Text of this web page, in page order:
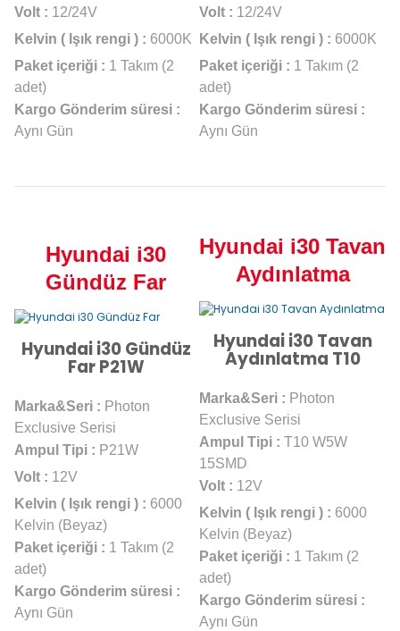
Volt : 12/24V
Kelvin ( Işık rengi ) : 6000K
Paket içeriği : 1 Takım (2
adet)
Kargo Gönderim süresi :
Aynı Gün
Volt : 12/24V
Kelvin ( Işık rengi ) : 6000K
Paket içeriği : 1 Takım (2
adet)
Kargo Gönderim süresi :
Aynı Gün
Hyundai i30
Gündüz Far
Hyundai i30 Gündüz
Far P21W
Marka&Seri : Photon
Exclusive Serisi
Ampul Tipi : P21W
Volt : 12V
Kelvin ( Işık rengi ) : 6000
Kelvin (Beyaz)
Paket içeriği : 1 Takım (2
adet)
Kargo Gönderim süresi :
Aynı Gün
Hyundai i30 Tavan
Aydınlatma
Hyundai i30 Tavan
Aydınlatma T10
Marka&Seri : Photon
Exclusive Serisi
Ampul Tipi : T10 W5W
15SMD
Volt : 12V
Kelvin ( Işık rengi ) : 6000
Kelvin (Beyaz)
Paket içeriği : 1 Takım (2
adet)
Kargo Gönderim süresi :
Aynı Gün